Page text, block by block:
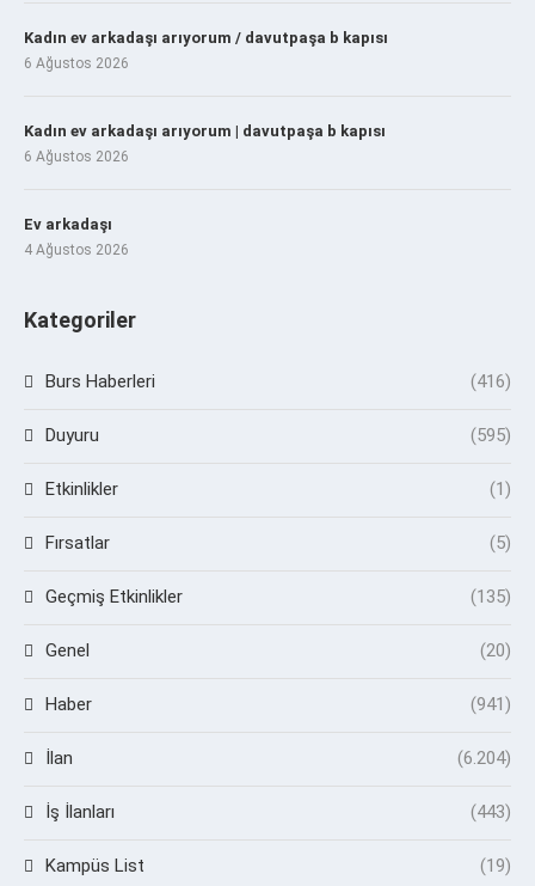
Kadın ev arkadaşı arıyorum / davutpaşa b kapısı
6 Ağustos 2026
Kadın ev arkadaşı arıyorum | davutpaşa b kapısı
6 Ağustos 2026
Ev arkadaşı
4 Ağustos 2026
Kategoriler
Burs Haberleri (416)
Duyuru (595)
Etkinlikler (1)
Fırsatlar (5)
Geçmiş Etkinlikler (135)
Genel (20)
Haber (941)
İlan (6.204)
İş İlanları (443)
Kampüs List (19)